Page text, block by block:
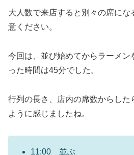
大人数で来店すると別々の席にな
意ください。
今回は、並び始めてからラーメン
った時間は45分でした。
行列の長さ、店内の席数からした
ように感じましたね。
11:00 並ぶ